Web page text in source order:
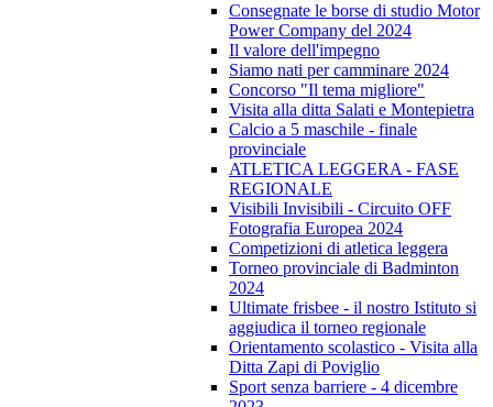
Consegnate le borse di studio Motor
Power Company del 2024
Il valore dell'impegno
Siamo nati per camminare 2024
Concorso "Il tema migliore"
Visita alla ditta Salati e Montepietra
Calcio a 5 maschile - finale
provinciale
ATLETICA LEGGERA - FASE
REGIONALE
Visibili Invisibili - Circuito OFF
Fotografia Europea 2024
Competizioni di atletica leggera
Torneo provinciale di Badminton
2024
Ultimate frisbee - il nostro Istituto si
aggiudica il torneo regionale
Orientamento scolastico - Visita alla
Ditta Zapi di Poviglio
Sport senza barriere - 4 dicembre